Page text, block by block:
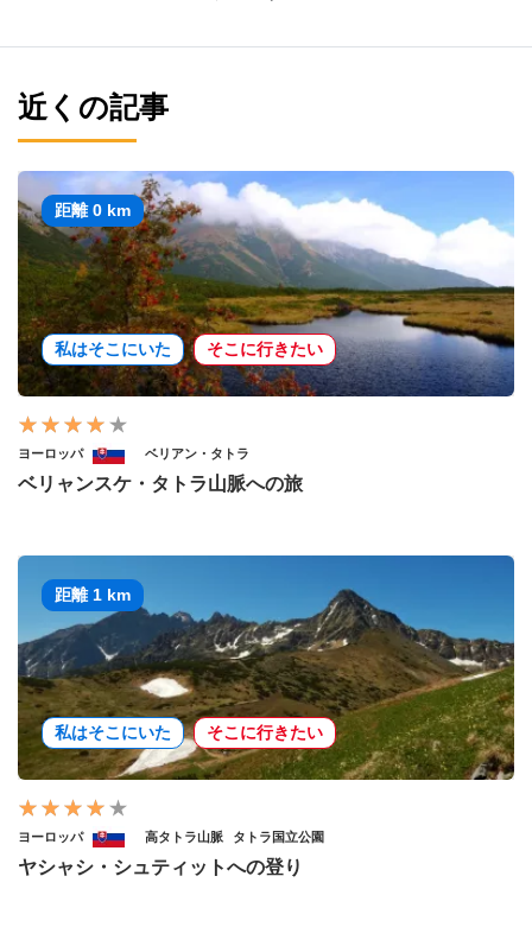
近くの記事
距離 0 km
私はそこにいた そこに行きたい
ヨーロッパ ベリアン・タトラ
ベリャンスケ・タトラ山脈への旅
距離 1 km
私はそこにいた そこに行きたい
ヨーロッパ 高タトラ山脈 タトラ国立公園
ヤシャシ・シュティットへの登り